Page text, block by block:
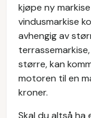
kjøpe ny
vindusmarkise
avhengig av
større, kan
motoren til en
kroner.
Skal du altså